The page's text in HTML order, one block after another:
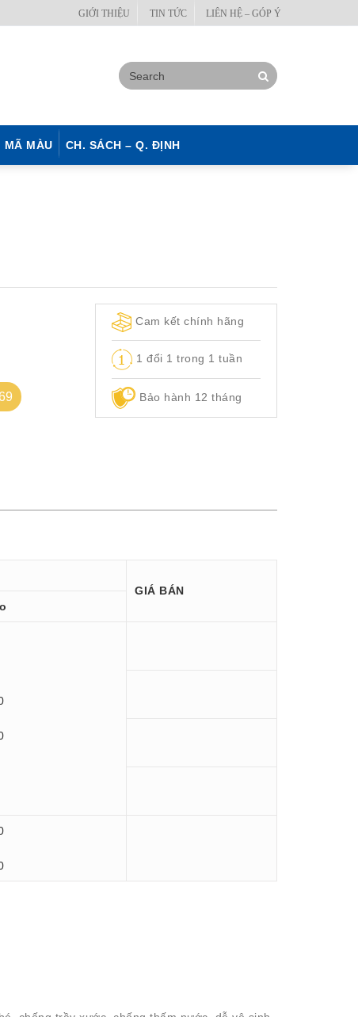
GIỚI THIỆU TIN TỨC LIÊN HỆ – GÓP Ý
MÃ MÀU CH. SÁCH – Q. ĐỊNH
Cam kết chính hãng
1 đổi 1 trong 1 tuần
Bảo hành 12 tháng
GIÁ BÁN